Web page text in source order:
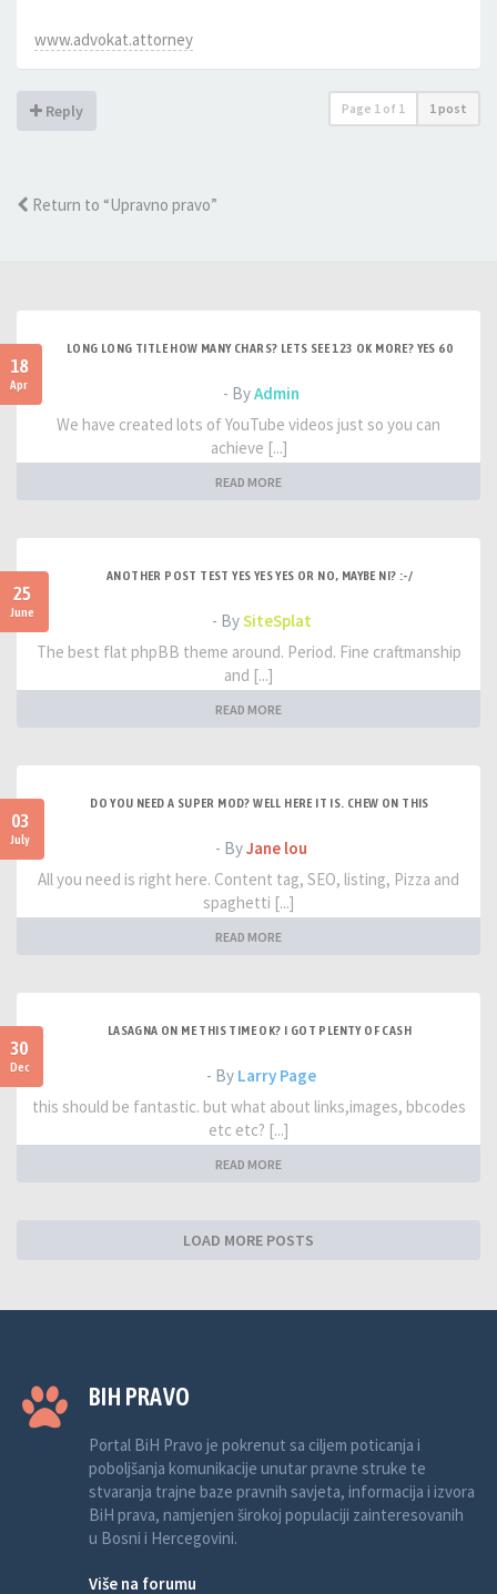
www.advokat.attorney
Reply Page 1 of 1 1 post
Return to “Upravno pravo”
18
Apr
LONG LONG TITLE HOW MANY CHARS? LETS SEE 123 OK MORE? YES 60
- ByAdmin
We have created lots of YouTube videos just so you can
achieve [...]
READ MORE
25
June
ANOTHER POST TEST YES YES YES OR NO, MAYBE NI? :-/
- BySiteSplat
The best flat phpBB theme around. Period. Fine craftmanship
and [...]
READ MORE
03
July
DO YOU NEED A SUPER MOD? WELL HERE IT IS. CHEW ON THIS
- ByJane lou
All you need is right here. Content tag, SEO, listing, Pizza and
spaghetti [...]
READ MORE
30
Dec
LASAGNA ON ME THIS TIME OK? I GOT PLENTY OF CASH
- By Larry Page
this should be fantastic. but what about links,images, bbcodes
etc etc? [...]
READ MORE
LOAD MORE POSTS
BIH PRAVO
Portal BiH Pravo je pokrenut sa ciljem poticanja i
poboljšanja komunikacije unutar pravne struke te
stvaranja trajne baze pravnih savjeta, informacija i izvora
BiH prava, namjenjen širokoj populaciji zainteresovanih
u Bosni i Hercegovini.
Više na forumu